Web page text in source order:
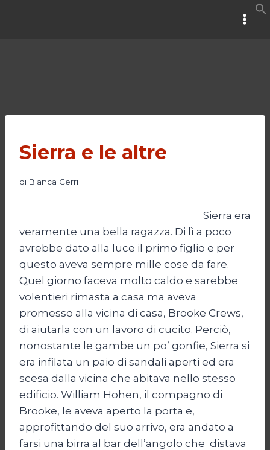
Sierra e le altre
di Bianca Cerri
Sierra era
veramente una bella ragazza. Di lì a poco
avrebbe dato alla luce il primo figlio e per
questo aveva sempre mille cose da fare.
Quel giorno faceva molto caldo e sarebbe
volentieri rimasta a casa ma aveva
promesso alla vicina di casa, Brooke Crews,
di aiutarla con un lavoro di cucito. Perciò,
nonostante le gambe un po’ gonfie, Sierra si
era infilata un paio di sandali aperti ed era
scesa dalla vicina che abitava nello stesso
edificio. William Hohen, il compagno di
Brooke, le aveva aperto la porta e,
approfittando del suo arrivo, era andato a
farsi una birra al bar dell’angolo che distava